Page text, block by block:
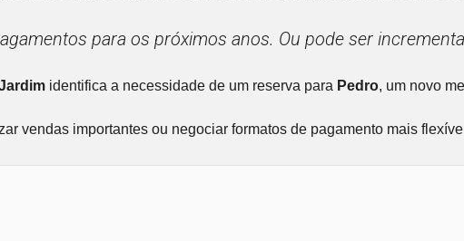
para os próximos anos. Ou pode ser
identifica a necessidade de um reserva para Pedro, um novo
vendas importantes ou negociar formatos de pagamento mais